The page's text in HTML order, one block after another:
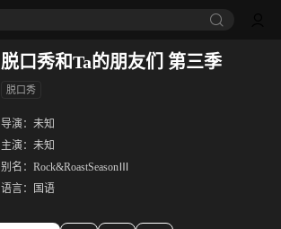
脱口秀和Ta的朋友们 第三季
脱口秀
导演： 未知
主演： 未知
别名： Rock&RoastSeasonⅢ
语言：
国语